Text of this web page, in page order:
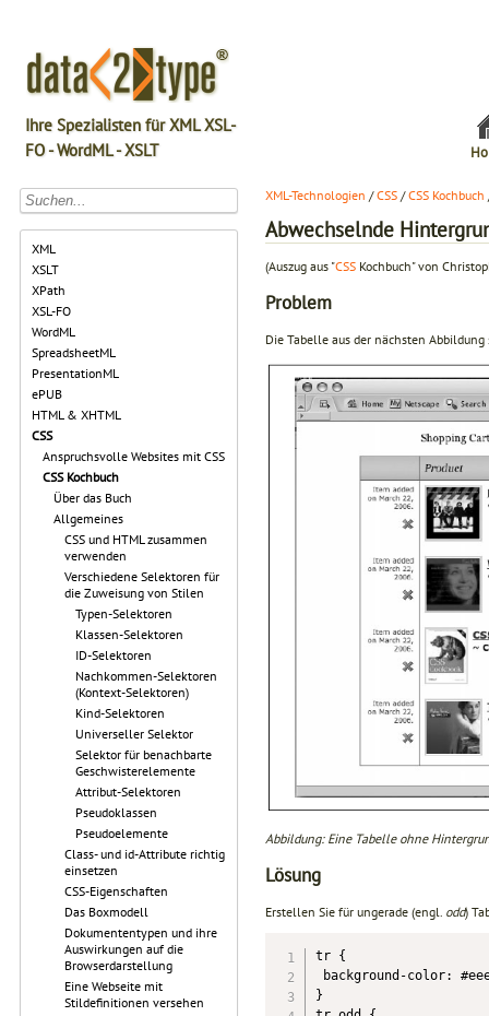
Ihre Spezialisten für XML XSL-
FO - WordML - XSLT
XML
XSLT
XPath
XSL-FO
WordML
SpreadsheetML
PresentationML
ePUB
HTML & XHTML
CSS
Anspruchsvolle Websites mit CSS
CSS Kochbuch
Über das Buch
Allgemeines
CSS und HTML zusammen
verwenden
Verschiedene Selektoren für
die Zuweisung von Stilen
Typen-Selektoren
Klassen-Selektoren
ID-Selektoren
Nachkommen-Selektoren
(Kontext-Selektoren)
Kind-Selektoren
Universeller Selektor
Selektor für benachbarte
Geschwisterelemente
Attribut-Selektoren
Pseudoklassen
Pseudoelemente
Class- und id-Attribute richtig
einsetzen
CSS-Eigenschaften
Das Boxmodell
Dokumententypen und ihre
Auswirkungen auf die
Browserdarstellung
Eine Webseite mit
Stildefinitionen versehen
XML-Technologien /CSS /CSS Kochbuch
Abwechselnde
(Auszug aus "CSS Kochbuch" von
Problem
Die Tabelle aus der nächsten
Abbildung: Eine Tabelle ohne
Lösung
Erstellen Sie für ungerade (engl. odd)
tr {
background-color:
}